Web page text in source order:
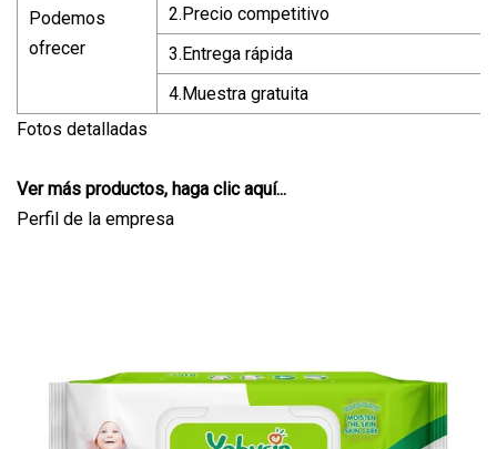
Podemos
ofrecer
2.Precio competitivo
3.Entrega rápida
4.Muestra gratuita
Fotos detalladas
Ver más productos, haga clic aquí...
Perfil de la empresa